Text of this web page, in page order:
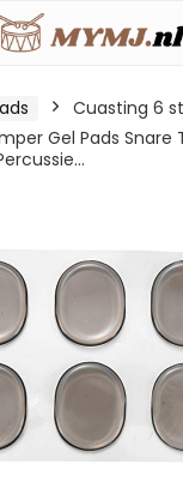
Cuasting 6
Gel Pads Snare